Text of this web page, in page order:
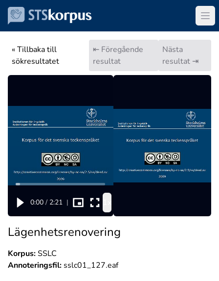
« Tillbaka till
sökresultatet
⇤ Föregående
resultat
Nästa
resultat ⇥
0:00 / 2:21 |
Lägenhetsrenovering
Korpus:SSLC
Annoteringsfil: sslc01_127.eaf